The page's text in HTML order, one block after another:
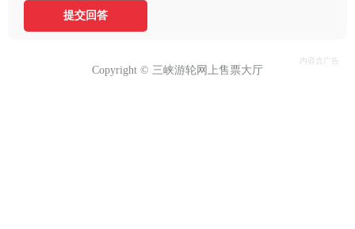
提交回答
Copyright © 三峡游轮网上售票大厅